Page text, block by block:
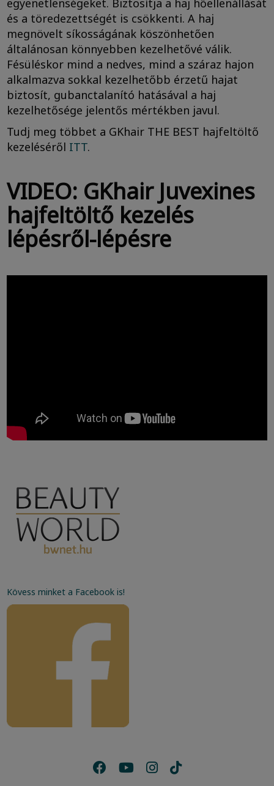
egyenetlenségeket. Biztosítja a haj hőellenállását
és a töredezettségét is csökkenti. A haj
megnövelt síkosságának köszönhetően
általánosan könnyebben kezelhetővé válik.
Fésüléskor mind a nedves, mind a száraz hajon
alkalmazva sokkal kezelhetőbb érzetű hajat
biztosít, gubanctalanító hatásával a haj
kezelhetősége jelentős mértékben javul.
Tudj meg többet a GKhair THE BEST hajfeltöltő
kezeléséről ITT.
VIDEO: GKhair Juvexines
hajfeltöltő kezelés
lépésről-lépésre
Kövess minket a Facebook is!